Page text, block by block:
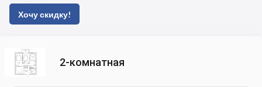
Хочу скидку!
2-комнатная